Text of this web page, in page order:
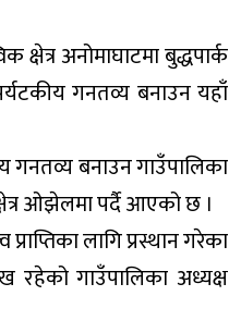
अनोमाघाटमा बुद्धपार्क
गनतव्य बनाउन यहाँ
गनतव्य बनाउन गाउँपालिका
ओझेलमा पर्दै आएको छ ।
लागि प्रस्थान गरेका
रहेको गाउँपालिका अध्यक्ष